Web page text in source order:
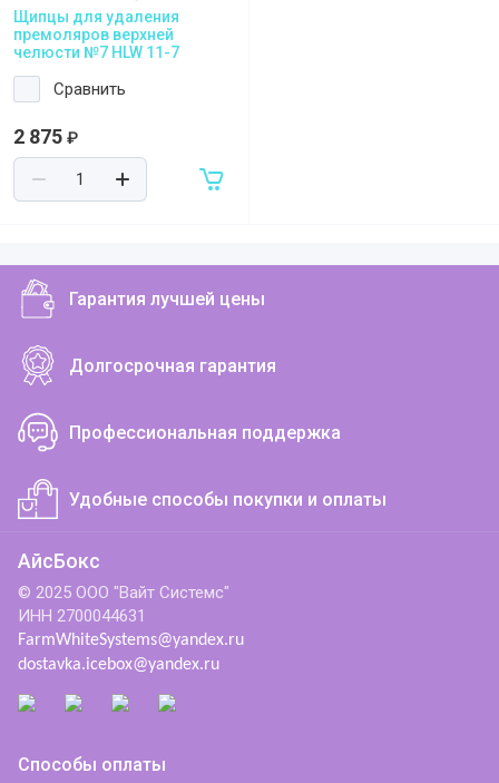
Щипцы для удаления
премоляров верхней
челюсти №7 HLW 11-7
Сравнить
2 875 ₽
Гарантия лучшей цены
Долгосрочная гарантия
Профессиональная поддержка
Удобные способы покупки и оплаты
АйсБокс
© 2025 ООО "Вайт Системс"
ИНН 2700044631
FarmWhiteSystems@yandex.ru
dostavka.icebox@yandex.ru
Способы оплаты